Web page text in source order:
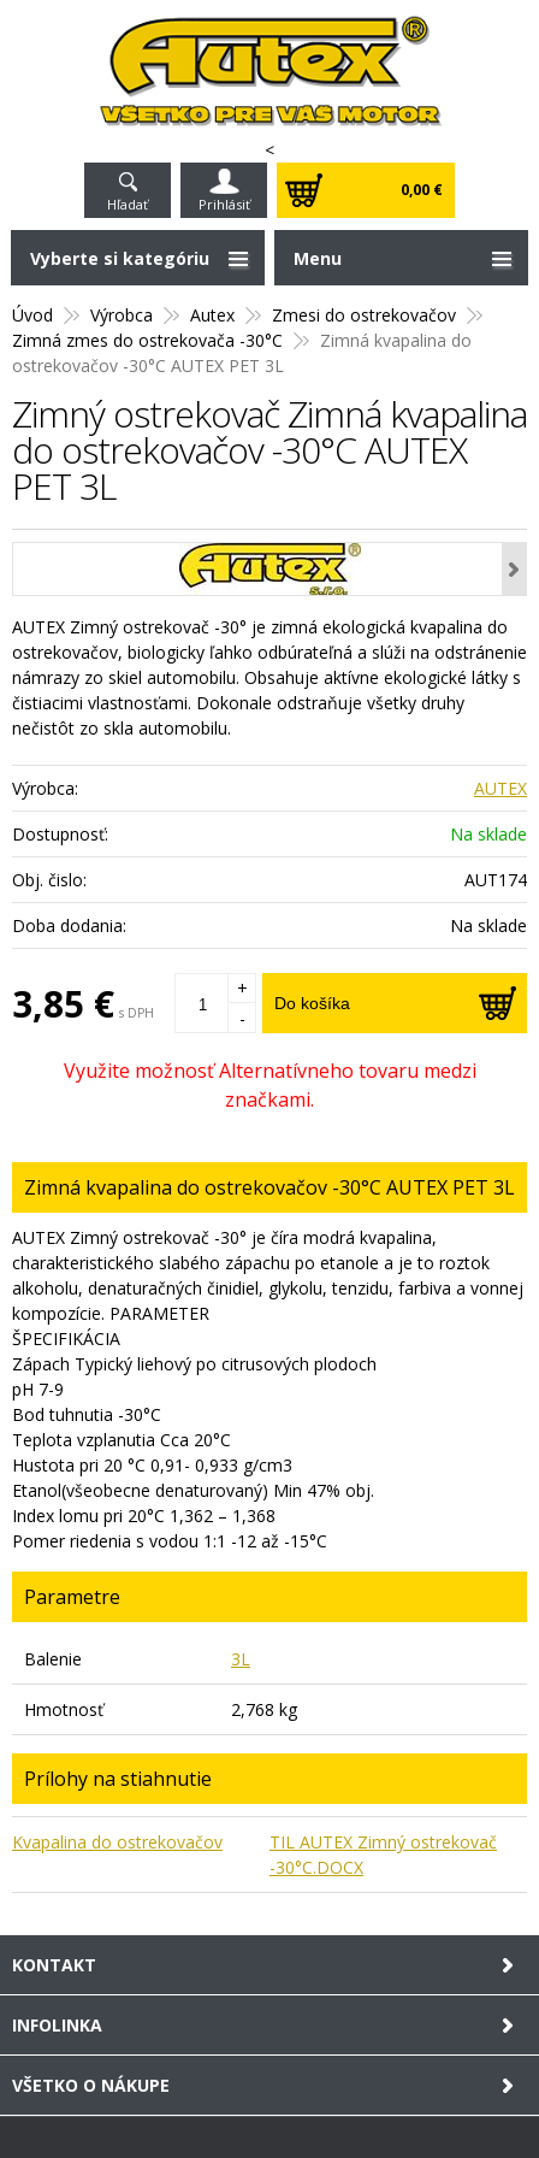
<
Hľadať Prihlásiť
0,00 €
Úvod Výrobca Autex
Zmesi do ostrekovačov
Zimná zmes do ostrekovača -30°C
Zimná kvapalina do
ostrekovačov -30°C AUTEX PET 3L
Zimný ostrekovač Zimná kvapalina
do ostrekovačov -30°C AUTEX
PET 3L
AUTEX Zimný ostrekovač -30° je zimná ekologická kvapalina do
ostrekovačov, biologicky ľahko odbúrateľná a slúži na odstránenie
námrazy zo skiel automobilu. Obsahuje aktívne ekologické látky s
čistiacimi vlastnosťami. Dokonale odstraňuje všetky druhy
nečistôt zo skla automobilu.
Výrobca:
AUTEX
Dostupnosť:
Na sklade
Obj. čislo:
AUT174
Doba dodania:
Na sklade
3,85 € s DPH Do košíka
+
-
Zimná kvapalina do ostrekovačov -30°C AUTEX PET 3L
AUTEX Zimný ostrekovač -30° je číra modrá kvapalina,
charakteristického slabého zápachu po etanole a je to roztok
alkoholu, denaturačných činidiel, glykolu, tenzidu, farbiva a vonnej
kompozície. PARAMETER
ŠPECIFIKÁCIA
Zápach Typický liehový po citrusových plodoch
pH 7-9
Bod tuhnutia -30°C
Teplota vzplanutia Cca 20°C
Hustota pri 20 °C 0,91- 0,933 g/cm3
Etanol(všeobecne denaturovaný) Min 47% obj.
Index lomu pri 20°C 1,362 – 1,368
Pomer riedenia s vodou 1:1 -12 až -15°C
Parametre
Balenie 3L
Hmotnosť 2,768 kg
Prílohy na stiahnutie
Kvapalina do ostrekovačov
TIL AUTEX Zimný ostrekovač
-30°C.DOCX
Vyberte si kategóriu Menu
KONTAKT
INFOLINKA
VŠETKO O NÁKUPE